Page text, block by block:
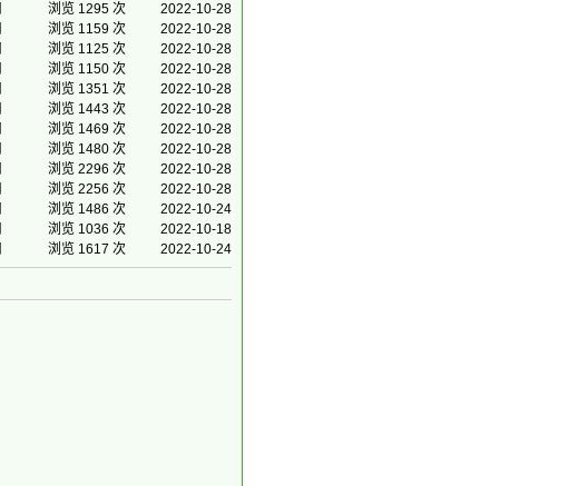
浏览 1295 次
2022-10-28
浏览 1159 次
2022-10-28
浏览 1125 次
2022-10-28
浏览 1150 次
2022-10-28
浏览 1351 次
2022-10-28
浏览 1443 次
2022-10-28
浏览 1469 次
2022-10-28
浏览 1480 次
2022-10-28
浏览 2296 次
2022-10-28
浏览 2256 次
2022-10-28
浏览 1486 次
2022-10-24
浏览 1036 次
2022-10-18
浏览 1617 次 2022-10-24